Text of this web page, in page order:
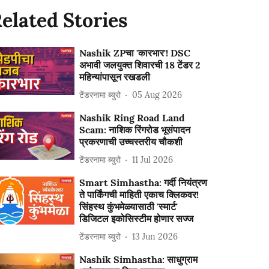
Stories
Nashik ZPचा 'कारभार'! DSC
अभावी जलयुक्त शिवारची 18 टेंडर 2
महिन्यांपासून रखडली
टेंडरनामा ब्युरो 05 Aug 2026
Nashik Ring Road Land
Scam: नाशिक रिंगरोड भूसंपादन
प्रकरणाची उच्चस्तरीय चौकशी
टेंडरनामा ब्युरो 11 Jul 2026
Smart Simhastha: गर्दी नियंत्रण
ते पार्किंगची माहिती एकाच क्लिकवर!
सिंहस्थ कुंभमेळ्यासाठी 'स्मार्ट'
डिजिटल इकोसिस्टीम होणार सज्ज
टेंडरनामा ब्युरो 13 Jun 2026
Nashik Simhastha: साधुग्राम